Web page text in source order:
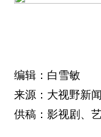
编辑：白雪敏
来源：大视野新
供稿：影视剧、